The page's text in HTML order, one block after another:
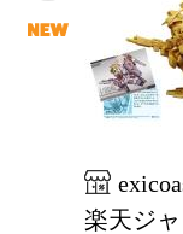
楽天ジ